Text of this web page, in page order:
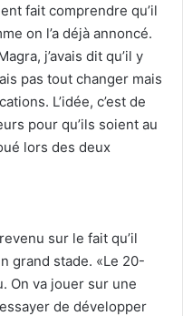
fait comprendre qu’il
on l’a déjà annoncé.
j’avais dit qu’il y
pas tout changer mais
L’idée, c’est de
pour qu’ils soient au
lors des deux
sur le fait qu’il
grand stade. «Le 20-
On va jouer sur une
de développer